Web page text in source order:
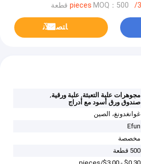
MOQ：500 قطعة
ﺎﺘﺼﻟ ﺍﻶﻧ
مجوهرات علبة التعبئة, علبة ورقية,
صندوق ورق أسود مع أدراج
غوانغدونغ، الصين
Efun
مخصصة
500 قطعة